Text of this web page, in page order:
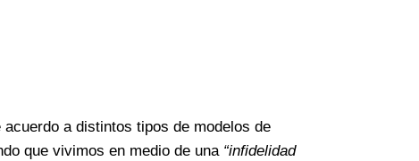
a distintos tipos de modelos de
que vivimos en medio de una “infidelidad